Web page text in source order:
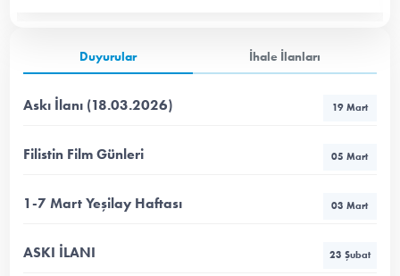
Duyurular İhale İlanları
Askı İlanı (18.03.2026) 19 Mart
Filistin Film Günleri 05 Mart
1-7 Mart Yeşilay Haftası 03 Mart
ASKI İLANI 23 Şubat